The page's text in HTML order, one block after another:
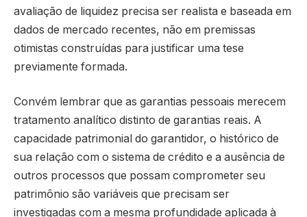
avaliação de liquidez precisa ser realista e baseada em
dados de mercado recentes, não em premissas
otimistas construídas para justificar uma tese
previamente formada.
Convém lembrar que as garantias pessoais merecem
tratamento analítico distinto de garantias reais. A
capacidade patrimonial do garantidor, o histórico de
sua relação com o sistema de crédito e a ausência de
outros processos que possam comprometer seu
patrimônio são variáveis que precisam ser
investigadas com a mesma profundidade aplicada à